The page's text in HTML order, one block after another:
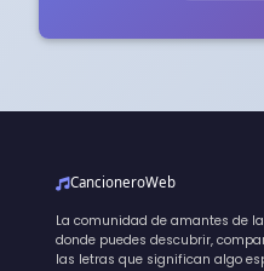
CancioneroWeb
La comunidad de amantes de
donde puedes descubrir,
las letras que significan algo